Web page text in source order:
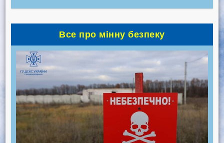
Все про мінну безпеку